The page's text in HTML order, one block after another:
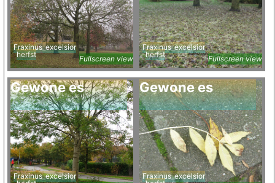
Fraxinus_excelsior
herfst
Fullscreen view
Fraxinus_excelsior
herfst
Fullscreen view
Gewone es
Fraxinus_excelsior
Gewone es
Fraxinus_excelsior